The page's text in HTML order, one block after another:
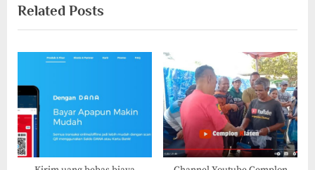
i
o
u
P
o
s
t
t
P
o
t
:
Related Posts